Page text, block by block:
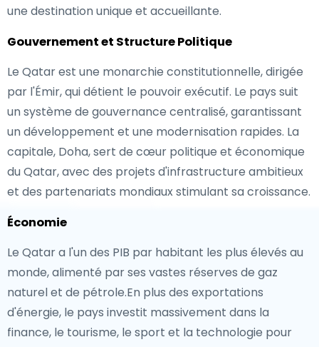
une destination unique et accueillante.
Gouvernement et Structure Politique
Le Qatar est une monarchie constitutionnelle, dirigée
par l'Émir, qui détient le pouvoir exécutif. Le pays suit
un système de gouvernance centralisé, garantissant
un développement et une modernisation rapides. La
capitale, Doha, sert de cœur politique et économique
du Qatar, avec des projets d'infrastructure ambitieux
et des partenariats mondiaux stimulant sa croissance.
Économie
Le Qatar a l'un des PIB par habitant les plus élevés au
monde, alimenté par ses vastes réserves de gaz
naturel et de pétrole.En plus des exportations
d'énergie, le pays investit massivement dans la
finance, le tourisme, le sport et la technologie pour